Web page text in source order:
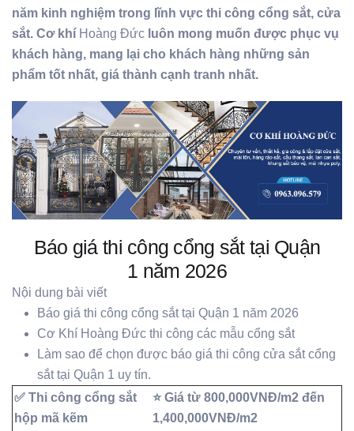
năm kinh nghiệm trong lĩnh vực thi công cổng sắt, cửa
sắt. Cơ khí Hoàng Đức luôn mong muốn được phục vụ
khách hàng, mang lại cho khách hàng những sản
phẩm tốt nhất, giá thành cạnh tranh nhất.
Báo giá thi công cổng sắt tại Quận
1 năm 2026
Nội dung bài viết
Báo giá thi công cổng sắt tại Quận 1 năm 2026
Cơ Khí Hoàng Đức thi công các mẫu cổng sắt
Làm sao để chọn được báo giá thi công cửa sắt cổng
sắt tại Quận 1 uy tín.
✅ Thi công cổng sắt
hộp mã kẽm
⭐ Giá từ 800,000VNĐ/m2 đến
1,400,000VNĐ/m2